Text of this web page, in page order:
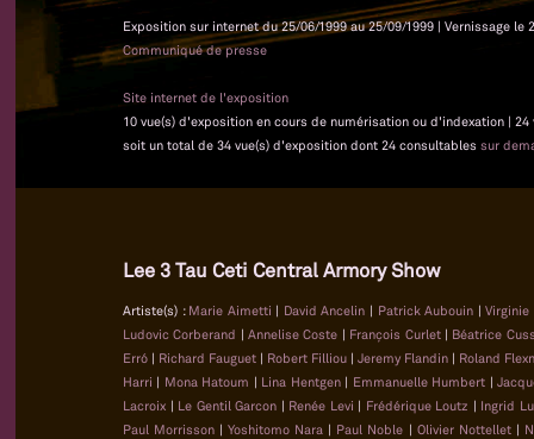
Exposition sur internet du 25/06/1999 au 25/09/1999 | Vernissage le
Communiqué de presse
Site internet de l'exposition
10 vue(s) d'exposition en cours de numérisation ou d'indexation |
soit un total de 34 vue(s) d'exposition dont 24 consultables sur
Lee 3 Tau Ceti Central Armory Show
Artiste(s) : Marie Aimetti | David Ancelin | Patrick Aubouin |
Ludovic Corberand |Annelise Coste | François Curlet | Béatrice
Erró | Richard Fauguet | Robert Filliou |Jeremy Flandin | Roland
Harri | Mona Hatoum | Lina Hentgen | Emmanuelle Humbert |
Lacroix | Le Gentil Garcon | Renée Levi | Frédérique Loutz | Ingrid
Paul Morrisson |Yoshitomo Nara | Paul Noble | Olivier Nottellet |